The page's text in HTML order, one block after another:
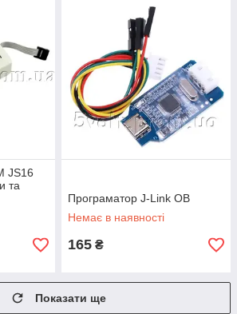
JS16
та
Програматор J-Link OB
Немає в наявності
165 ₴
Показати ще